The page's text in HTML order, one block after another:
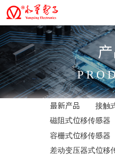
最新产品
接触
磁阻式位移传感器
容栅式位移传感器
差动变压器式位移